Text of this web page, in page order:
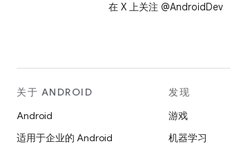
在 X 上关注 @AndroidDev
关于 ANDROID
Android
适用于企业的 Android
发现
游戏
机器学习